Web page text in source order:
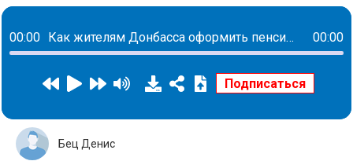
00:00 Как жителям Донбасса оформить пенсию, маткапитал и декретные 00:00
Бец Денис